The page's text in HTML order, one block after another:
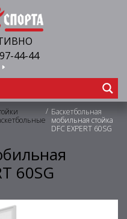
44-44
/ Баскетбольная
мобильная стойка
DFC EXPERT 60SG
60SG